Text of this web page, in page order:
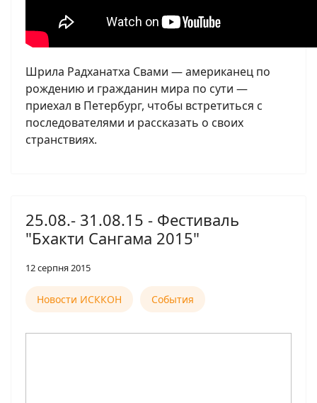
Шрила Радханатха Свами — американец по
рождению и гражданин мира по сути —
приехал в Петербург, чтобы встретиться с
последователями и рассказать о своих
странствиях.
25.08.- 31.08.15 - Фестиваль
"Бхакти Сангама 2015"
12 серпня 2015
Новости ИСККОН События